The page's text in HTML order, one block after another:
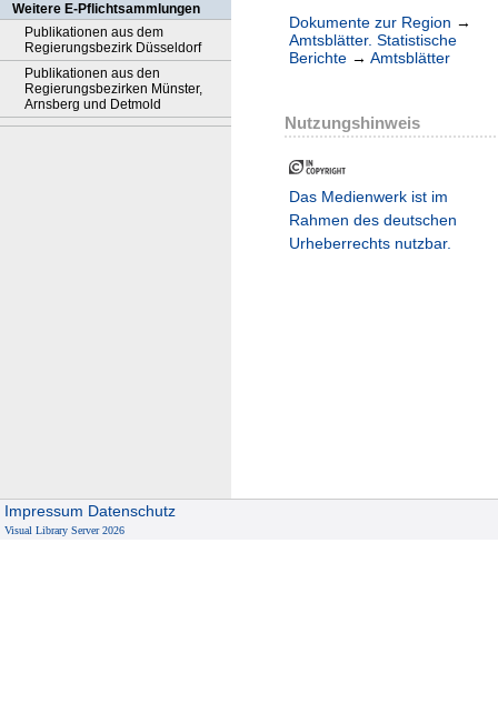
Weitere E-Pflichtsammlungen
Publikationen aus dem
Regierungsbezirk Düsseldorf
Publikationen aus den
Regierungsbezirken Münster,
Arnsberg und Detmold
Dokumente zur Region →
Amtsblätter. Statistische
Berichte → Amtsblätter
Nutzungshinweis
Das Medienwerk ist im
Rahmen des deutschen
Urheberrechts nutzbar.
Impressum Datenschutz
Visual Library Server 2026